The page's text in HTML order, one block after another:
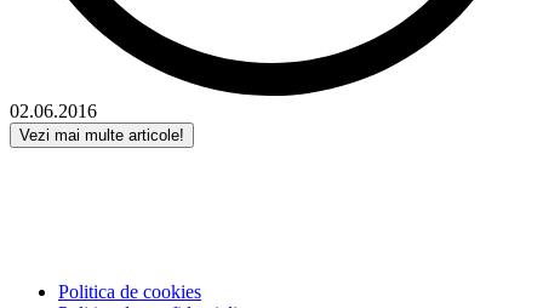
02.06.2016
Vezi mai multe articole!
Politica de cookies